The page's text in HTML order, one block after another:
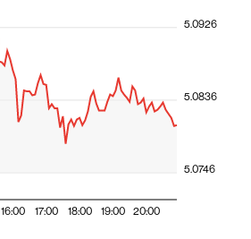
16:00 17:00 18:00 19:00 20:00
5.0746
5.0836
5.0926